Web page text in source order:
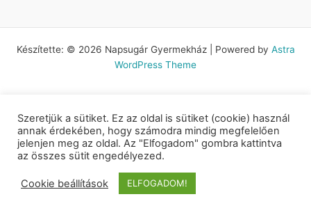
Készítette: © 2026 Napsugár Gyermekház | Powered by Astra
WordPress Theme
Szeretjük a sütiket. Ez az oldal is sütiket (cookie) használ
annak érdekében, hogy számodra mindig megfelelően
jelenjen meg az oldal. Az "Elfogadom" gombra kattintva
az összes sütit engedélyezed.
Cookie beállítások ELFOGADOM!